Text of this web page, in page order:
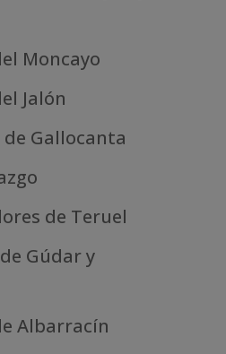
Moncayo
Jalón
de Gallocanta
de Teruel
Gúdar y
Albarracín